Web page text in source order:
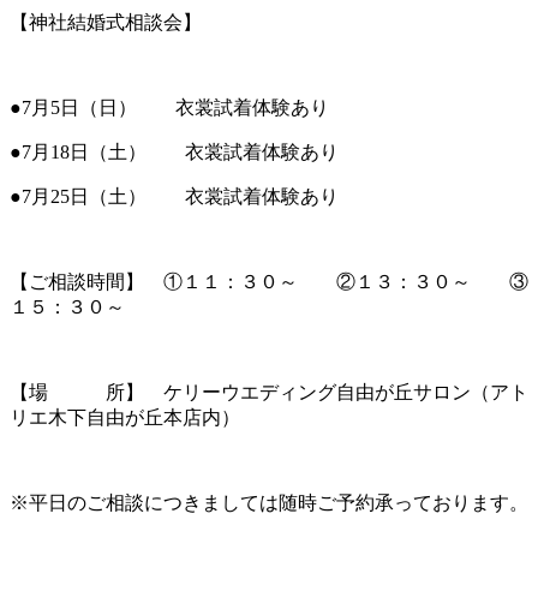
【神社結婚式相談会】
●7月5日（日） 衣裳試着体験あり
●7月18日（土） 衣裳試着体験あり
●7月25日（土） 衣裳試着体験あり
【ご相談時間】 ①１１：３０～ ②１３：３０～ ③
１５：３０～
【場 所】 ケリーウエディング自由が丘サロン（アト
リエ木下自由が丘本店内）
※平日のご相談につきましては随時ご予約承っております。